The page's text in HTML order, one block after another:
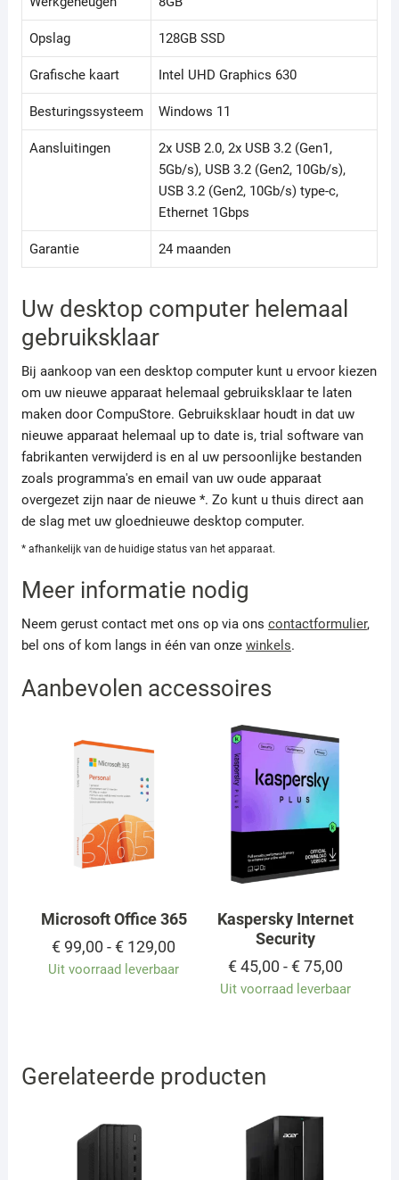
Opslag 128GB SSD
Grafische kaart Intel UHD Graphics 630
Besturingssysteem Windows 11
Aansluitingen
2x USB 2.0, 2x USB 3.2 (Gen1,
5Gb/s), USB 3.2 (Gen2, 10Gb/s),
USB 3.2 (Gen2, 10Gb/s) type-c,
Ethernet 1Gbps
Garantie 24 maanden
Uw desktop computer helemaal
gebruiksklaar
Bij aankoop van een desktop computer kunt u ervoor kiezen
om uw nieuwe apparaat helemaal gebruiksklaar te laten
maken door CompuStore. Gebruiksklaar houdt in dat uw
nieuwe apparaat helemaal up to date is, trial software van
fabrikanten verwijderd is en al uw persoonlijke bestanden
zoals programma's en email van uw oude apparaat
overgezet zijn naar de nieuwe *. Zo kunt u thuis direct aan
de slag met uw gloednieuwe desktop computer.
* afhankelijk van de huidige status van het apparaat.
Meer informatie nodig
Neem gerust contact met ons op via ons contactformulier,
bel ons of kom langs in één van onze winkels.
Aanbevolen accessoires
Microsoft Office 365
€ 99,00 - € 129,00
tot
€ 129,00
Uit voorraad leverbaar
Kaspersky Internet
Security
€45,00 - €75,00
tot
Uit voorraad leverbaar
Gerelateerde producten